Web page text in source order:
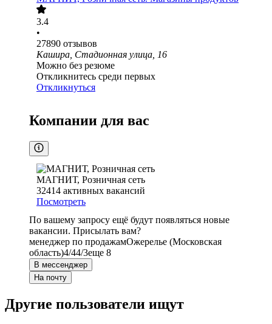
3.4
•
27890 отзывов
Кашира, Стадионная улица, 16
Можно без резюме
Откликнитесь среди первых
Откликнуться
Компании для вас
МАГНИТ, Розничная сеть
32414 активных вакансий
Посмотреть
По вашему запросу ещё будут появляться новые
вакансии. Присылать вам?
менеджер по продажамОжерелье (Московская
область)4/44/3еще 8
В мессенджер
На почту
Другие пользователи ищут